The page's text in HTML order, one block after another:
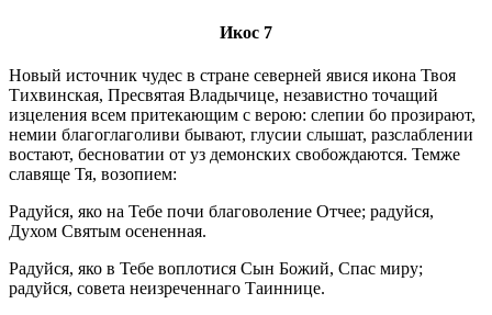
Икос 7
Новый источник чудес в стране северней явися икона Твоя
Тихвинская, Пресвятая Владычице, независтно точащий
изцеления всем притекающим с верою: слепии бо прозирают,
немии благоглаголиви бывают, глусии слышат, разслаблении
востают, бесноватии от уз демонских свобождаются. Темже
славяще Тя, возопием:
Радуйся, яко на Тебе почи благоволение Отчее; радуйся,
Духом Святым осененная.
Радуйся, яко в Тебе воплотися Сын Божий, Спас миру;
радуйся, совета неизреченнаго Таиннице.